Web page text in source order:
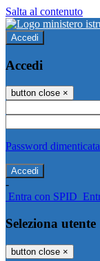
Salta al contenuto
Accedi
Accedi
button close ×
Password
-
Entra con SPID
Seleziona utente
button close ×